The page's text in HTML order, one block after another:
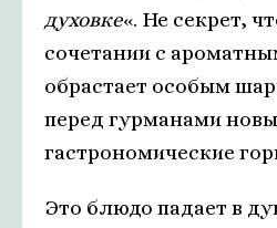
духовке«. Не секрет,
сочетании с
обрастает особым
перед гурманами
гастрономические
Это блюдо падает в